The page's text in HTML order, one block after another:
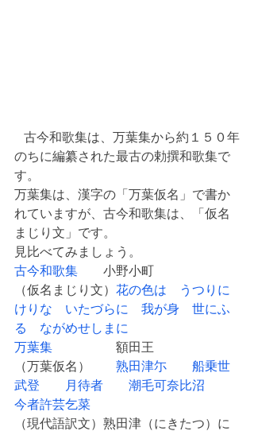
のちに編纂された最古の勅撰和歌集で
す。
万葉集は、漢字の「万葉仮名」で書か
れていますが、古今和歌集は、「仮名
まじり文」です。
見比べてみましょう。
古今和歌集 小野小町
（仮名まじり文） 花の色は　うつりに
けりな　いたづらに　我が身　世にふ
る　ながめせしまに
万葉集 額田王
（万葉仮名） 熟田津尓　　船乗世
武登　　月待者　　潮毛可奈比沼
今者許芸乞菜
（現代語訳文）熟田津（にきたつ）に